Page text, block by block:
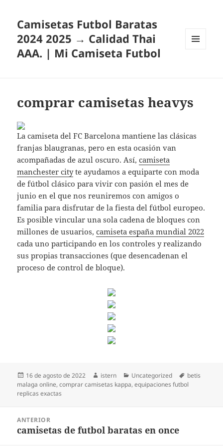
Camisetas Futbol Baratas
2024 2025 → Calidad Thai
AAA. | Mi Camiseta Futbol
comprar camisetas heavys
La camiseta del FC Barcelona mantiene las clásicas
franjas blaugranas, pero en esta ocasión van
acompañadas de azul oscuro. Así,camiseta
manchester cityte ayudamos a equiparte con moda
de fútbol clásico para vivir con pasión el mes de
junio en el que nos reuniremos con amigos o
familia para disfrutar de la fiesta del fútbol europeo.
Es posible vincular una sola cadena de bloques con
millones de usuarios,camiseta españa mundial 2022
cada uno participando en los controles y realizando
sus propias transacciones (que desencadenan el
proceso de control de bloque).
Publicado
el
16 de agosto de 2022 Autor
istern Categorías
Uncategorized Etiquetas
betis
malaga online,comprar camisetas kappa,equipaciones futbol
replicas exactas
entradas
ANTERIOR
Entrada
camisetas de futbol baratas en once